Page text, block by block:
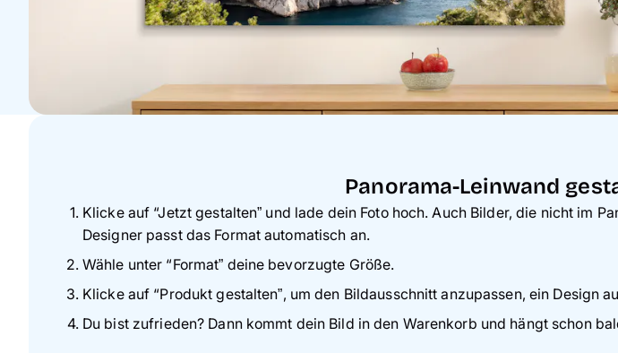
Panorama-Leinwand
Klicke auf “Jetzt gestalten” und lade dein Foto hoch. Auch Bilder, die nicht im
Designer passt das Format automatisch an.
Wähle unter “Format” deine bevorzugte Größe.
Klicke auf “Produkt gestalten”, um den Bildausschnitt anzupassen, ein
Du bist zufrieden? Dann kommt dein Bild in den Warenkorb und hängt schon